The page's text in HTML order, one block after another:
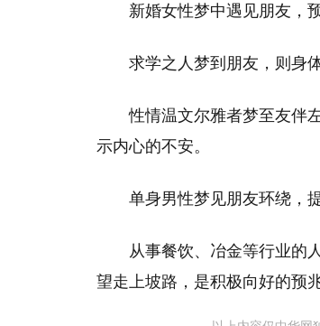
新婚女性梦中遇见朋友，
求学之人梦到朋友，则身
性情温文尔雅者梦至友伴
示内心的不安。
单身男性梦见朋友环绕，
从事餐饮、冶金等行业的
望走上坡路，是积极向好的预兆